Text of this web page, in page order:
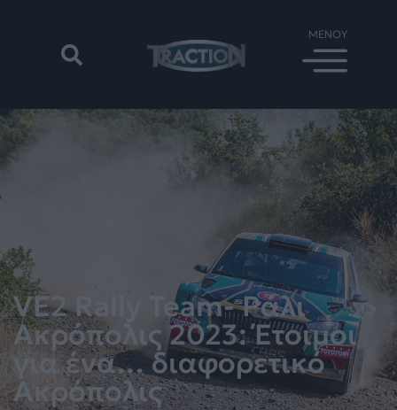
VE2 Rally Team- Ράλι
Ακρόπολις 2023: Έτοιμοι
για ένα… διαφορετικό
Ακρόπολις